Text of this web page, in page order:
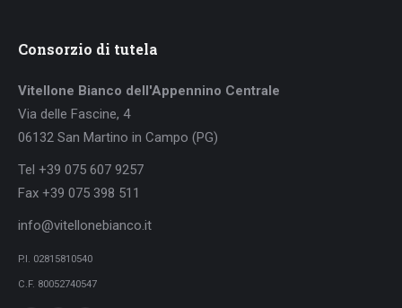
Consorzio di tutela
Vitellone Bianco dell'Appennino Centrale
Via delle Fascine, 4
06132 San Martino in Campo (PG)
Tel +39 075 607 9257
Fax +39 075 398 511
info@vitellonebianco.it
P.I. 02815810540
C.F. 80052740547